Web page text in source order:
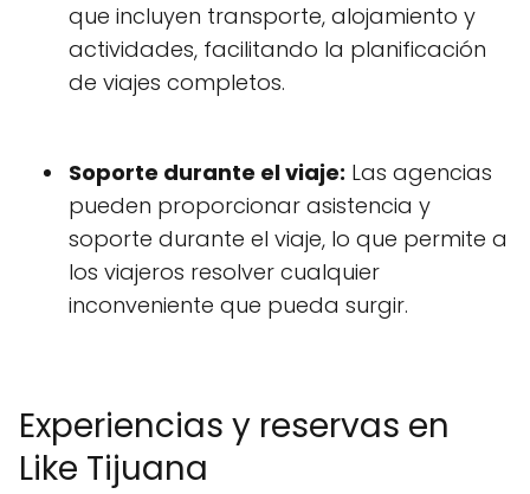
que incluyen transporte, alojamiento y
actividades, facilitando la planificación
de viajes completos.
Soporte durante el viaje: Las agencias
pueden proporcionar asistencia y
soporte durante el viaje, lo que permite a
los viajeros resolver cualquier
inconveniente que pueda surgir.
Experiencias y reservas en
Like Tijuana